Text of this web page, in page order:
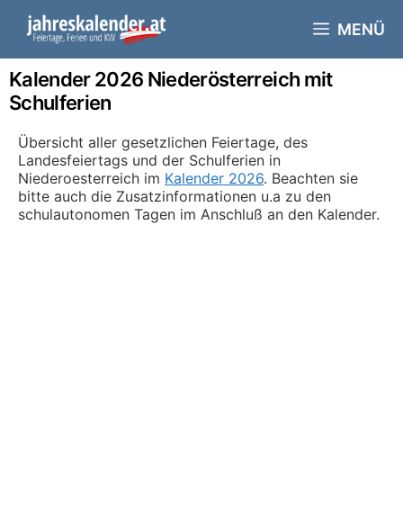
content
MENÜ
Kalender 2026 Niederösterreich mit
Schulferien
Übersicht aller gesetzlichen Feiertage, des
Landesfeiertags und der Schulferien in
Niederoesterreich im Kalender 2026. Beachten sie
bitte auch die Zusatzinformationen u.a zu den
schulautonomen Tagen im Anschluß an den Kalender.